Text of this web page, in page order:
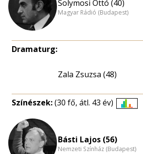
Solymosi Ottó (40)
Magyar Rádió (Budapest)
Dramaturg:
Zala Zsuzsa (48)
Színészek:(30 fő, átl. 43 év)
Básti Lajos (56)
Nemzeti Színház (Budapest)